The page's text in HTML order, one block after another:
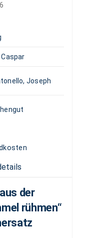
Joseph
der
rühmen“